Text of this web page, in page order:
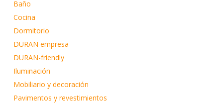
Baño
Cocina
Dormitorio
DURAN empresa
DURAN-friendly
Iluminación
Mobiliario y decoración
Pavimentos y revestimientos